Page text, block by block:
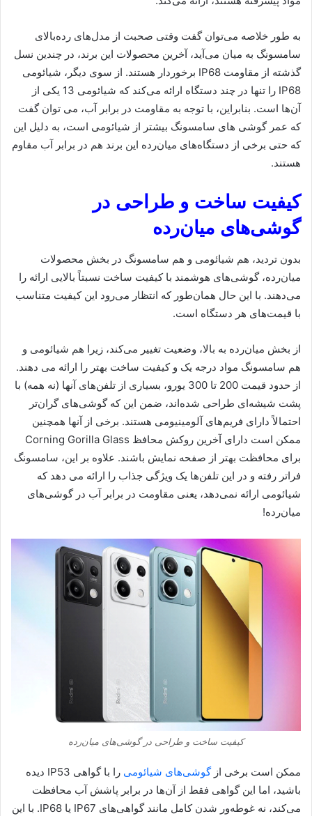
به طور خلاصه می‌توان گفت وقتی صحبت از مدل‌های رده‌بالای
سامسونگ به میان می‌آید، آخرین محصولات این برند، در چندین نسل
گذشته از مقاومت IP68 برخوردار هستند. از سوی دیگر، شیائومی
IP68 را تنها در چند دستگاه ارائه می‌کند که شیائومی 13 یکی از
آن‌ها است. بنابراین، با توجه به مقاومت در برابر آب، می توان گفت
که عمر گوشی های سامسونگ بیشتر از شیائومی است، به دلیل این
که حتی برخی از دستگاه‌های میان‌رده این برند هم در برابر آب مقاوم
هستند.
کیفیت ساخت و طراحی در
گوشی‌های میان‌رده
بدون تردید، هم شیائومی و هم سامسونگ در بخش محصولات
میان‌رده، گوشی‌های هوشمند با کیفیت ساخت نسبتاً بالایی ارائه را
می‌دهند. با این حال همان‌طور که انتظار می‌رود این کیفیت متناسب
با قیمت‌های هر دستگاه است.
از بخش میان‌رده به بالا، وضعیت تغییر می‌کند، زیرا هم شیائومی و
هم سامسونگ مواد درجه یک و کیفیت ساخت بهتر را ارائه می دهند.
از حدود قیمت 200 تا 300 یورو، بسیاری از تلفن‌های آنها (نه همه) با
پشت شیشه‌ای طراحی شده‌اند، ضمن این که گوشی‌های گران‌تر
احتمالاً دارای فریم‌های آلومینیومی هستند. برخی از آنها همچنین
ممکن است دارای آخرین روکش محافظ Corning Gorilla Glass
برای محافظت بهتر از صفحه نمایش باشند. علاوه بر این، سامسونگ
فراتر رفته و در این تلفن‌ها یک ویژگی جذاب را ارائه می دهد که
شیائومی ارائه نمی‌دهد، یعنی مقاومت در برابر آب در گوشی‌های
میان‌رده!
کیفیت ساخت و طراحی در گوشی‌های میان‌رده
ممکن است برخی ازگوشی‌های شیائومی
را با گواهی IP53 دیده
باشید، اما این گواهی فقط از آن‌ها در برابر پاشش آب محافظت
می‌کند، نه غوطه‌ور شدن کامل مانند گواهی‌های IP67 یا IP68. با این